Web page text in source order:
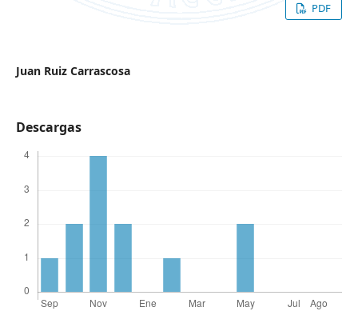
PDF
Juan Ruiz Carrascosa
Descargas